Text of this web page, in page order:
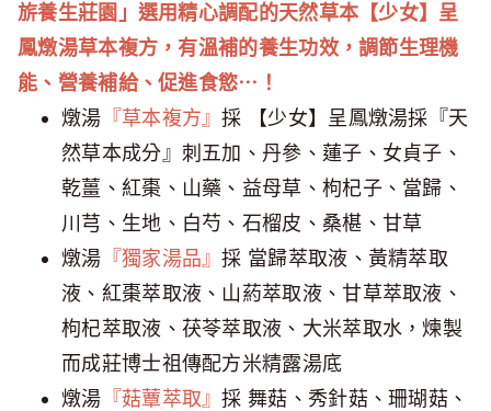
旂養生莊園」選用精心調配的天然草本【少女】呈
鳳燉湯草本複方，有溫補的養生功效，調節生理機
能、營養補給、促進食慾⋯！
燉湯 『草本複方』採 【少女】呈鳳燉湯採『天
然草本成分』刺五加、丹參、蓮子、女貞子、
乾薑、紅棗、山藥、益母草、枸杞子、當歸、
川芎、生地、白芍、石榴皮、桑椹、甘草
燉湯 『獨家湯品』採 當歸萃取液、黃精萃取
液、紅棗萃取液、山葯萃取液、甘草萃取液、
枸杞萃取液、茯苓萃取液、大米萃取水，煉製
而成莊博士祖傳配方米精露湯底
燉湯 『菇蕈萃取』採 舞菇、秀針菇、珊瑚菇、